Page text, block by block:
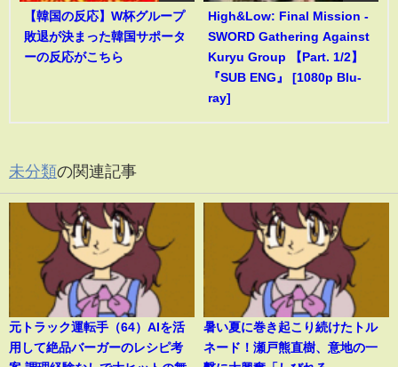
【韓国の反応】W杯グループ
敗退が決まった韓国サポータ
ーの反応がこちら
High&Low: Final Mission -
SWORD Gathering Against
Kuryu Group 【Part. 1/2】
『SUB ENG』 [1080p Blu-
ray]
未分類の関連記事
元トラック運転手（64）AIを活
用して絶品バーガーのレシピ考
暑い夏に巻き起こり続けたトル
ネード！瀬戸熊直樹、意地の一